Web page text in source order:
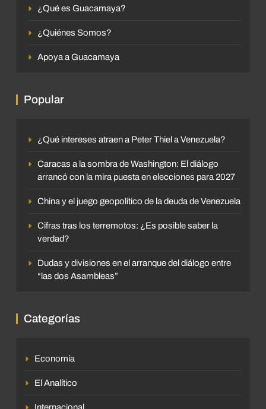
¿Qué es Guacamaya?
¿Quiénes Somos?
Apoya a Guacamaya
Popular
¿Qué intereses atraen a Peter Thiel a Venezuela?
Caracas a la sombra de Washington: El diálogo
arrancó con la mira puesta en elecciones para 2027
China y el juego geopolítico de la deuda de Venezuela
Cifras tras los terremotos: ¿Es posible saber la
verdad?
Dudas y divisiones en el arranque del diálogo entre
“las dos Asambleas”
Categorías
Economía
El Analítico
Internacional